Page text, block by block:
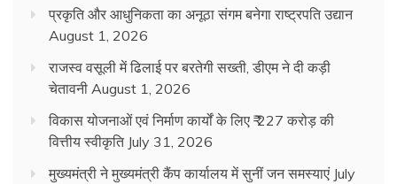
प्रकृति और आधुनिकता का अनूठा संगम बनेगा राष्ट्रपति उद्यान
August 1, 2026
राजस्व वसूली में ढिलाई पर बरतेगी सख्ती, डीएम ने दी कड़ी
चेतावनी August 1, 2026
विकास योजनाओं एवं निर्माण कार्यों के लिए ₹ 227 करोड़ की
वित्तीय स्वीकृति July 31, 2026
मुख्यमंत्री ने मुख्यमंत्री कैंप कार्यालय में सुनीं जन समस्याएं July